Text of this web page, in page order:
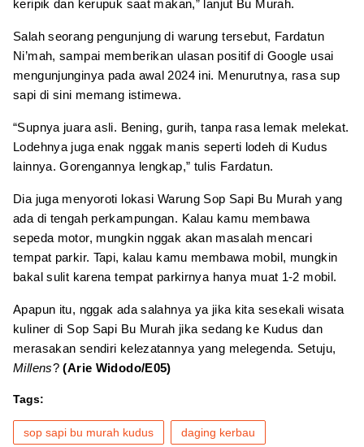
keripik dan kerupuk saat makan,” lanjut Bu Murah.
Salah seorang pengunjung di warung tersebut, Fardatun
Ni’mah, sampai memberikan ulasan positif di Google usai
mengunjunginya pada awal 2024 ini. Menurutnya, rasa sup
sapi di sini memang istimewa.
“Supnya juara asli. Bening, gurih, tanpa rasa lemak melekat.
Lodehnya juga enak nggak manis seperti lodeh di Kudus
lainnya. Gorengannya lengkap,” tulis Fardatun.
Dia juga menyoroti lokasi Warung Sop Sapi Bu Murah yang
ada di tengah perkampungan. Kalau kamu membawa
sepeda motor, mungkin nggak akan masalah mencari
tempat parkir. Tapi, kalau kamu membawa mobil, mungkin
bakal sulit karena tempat parkirnya hanya muat 1-2 mobil.
Apapun itu, nggak ada salahnya ya jika kita sesekali wisata
kuliner di Sop Sapi Bu Murah jika sedang ke Kudus dan
merasakan sendiri kelezatannya yang melegenda. Setuju,
Millens?(Arie Widodo/E05)
Tags:
sop sapi bu murah kudus daging kerbau